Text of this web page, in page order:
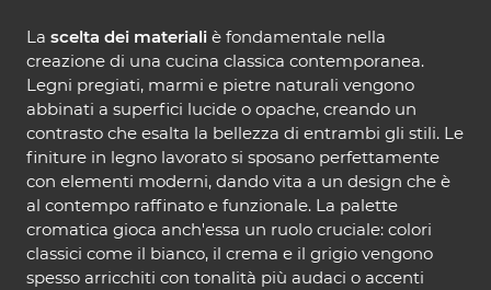
La scelta dei materiali è fondamentale nella
creazione di una cucina classica contemporanea.
Legni pregiati, marmi e pietre naturali vengono
abbinati a superfici lucide o opache, creando un
contrasto che esalta la bellezza di entrambi gli stili. Le
finiture in legno lavorato si sposano perfettamente
con elementi moderni, dando vita a un design che è
al contempo raffinato e funzionale. La palette
cromatica gioca anch'essa un ruolo cruciale: colori
classici come il bianco, il crema e il grigio vengono
spesso arricchiti con tonalità più audaci o accenti